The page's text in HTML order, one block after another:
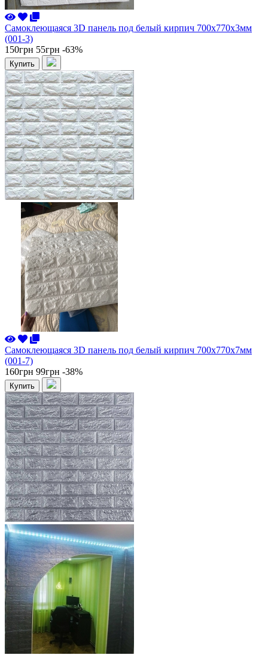
Самоклеющаяся 3D панель под белый кирпич 700x770x3мм
(001-3)
150грн 55грн -63%
Купить
Самоклеющаяся 3D панель под белый кирпич 700x770x7мм
(001-7)
160грн 99грн -38%
Купить